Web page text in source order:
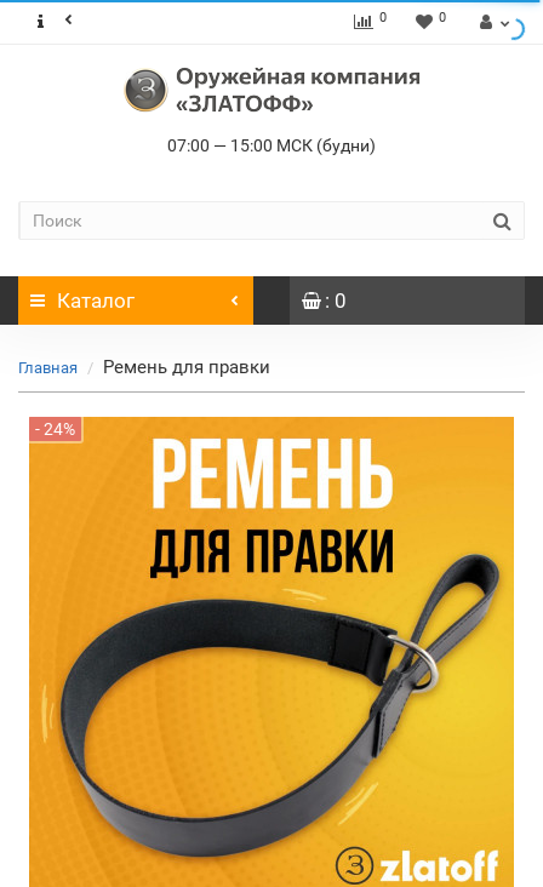
0 0
07:00 — 15:00 МСК (будни)
Каталог : 0
Главная Ремень для правки
- 24%